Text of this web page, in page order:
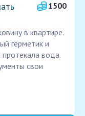
1500
в квартире.
герметик и
вода.
свои